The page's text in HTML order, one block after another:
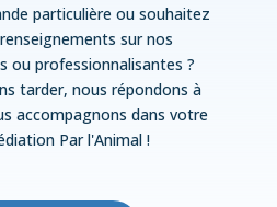
particulière ou souhaitez
sur nos
ou professionnalisantes ?
tarder, nous répondons à
accompagnons dans votre
Par l'Animal !